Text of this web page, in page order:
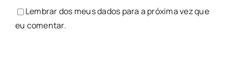
Lembrar dos meus dados para a próxima vez que
eu comentar.